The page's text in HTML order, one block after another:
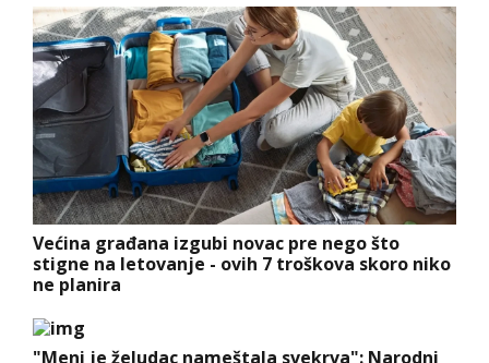
Većina građana izgubi novac pre nego što
stigne na letovanje - ovih 7 troškova skoro niko
ne planira
"Meni je želudac nameštala svekrva": Narodni